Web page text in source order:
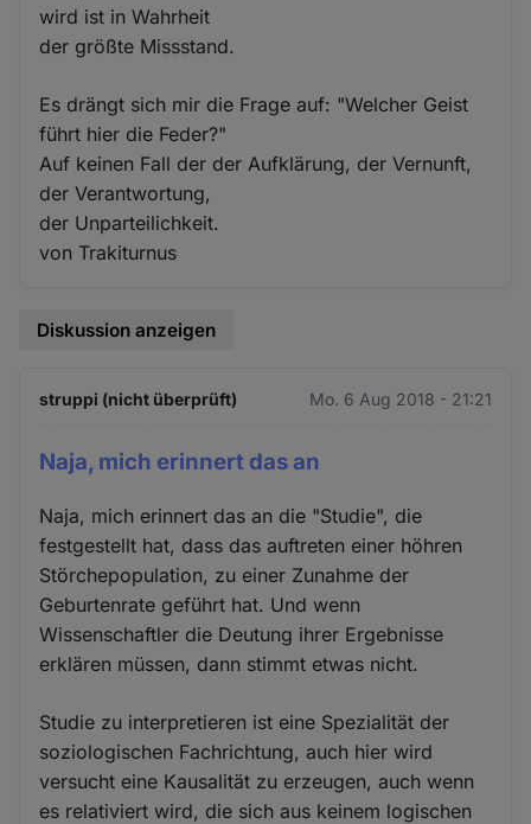
wird ist in Wahrheit
der größte Missstand.
Es drängt sich mir die Frage auf: "Welcher Geist
führt hier die Feder?"
Auf keinen Fall der der Aufklärung, der Vernunft,
der Verantwortung,
der Unparteilichkeit.
von Trakiturnus
Diskussion anzeigen
struppi (nicht überprüft) Mo. 6 Aug 2018 - 21:21
Naja, mich erinnert das an
Naja, mich erinnert das an die "Studie", die
festgestellt hat, dass das auftreten einer höhren
Störchepopulation, zu einer Zunahme der
Geburtenrate geführt hat. Und wenn
Wissenschaftler die Deutung ihrer Ergebnisse
erklären müssen, dann stimmt etwas nicht.
Studie zu interpretieren ist eine Spezialität der
soziologischen Fachrichtung, auch hier wird
versucht eine Kausalität zu erzeugen, auch wenn
es relativiert wird, die sich aus keinem logischen